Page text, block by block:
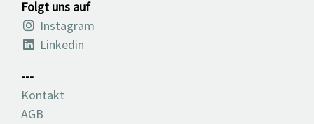
Folgt uns auf
Instagram
Linkedin
---
Kontakt
AGB